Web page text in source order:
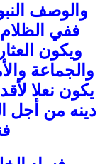
والوصف
ففي الظلام
ويكون
والجماعة
يكون نعلا
دينه من أجل